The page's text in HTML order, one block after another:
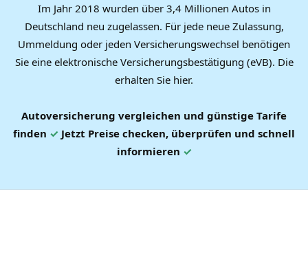
Im Jahr 2018 wurden über 3,4 Millionen Autos in
Deutschland neu zugelassen. Für jede neue Zulassung,
Ummeldung oder jeden Versicherungswechsel benötigen
Sie eine elektronische Versicherungsbestätigung (eVB). Die
erhalten Sie hier.
Autoversicherung vergleichen und günstige Tarife
finden ✓ Jetzt Preise checken, überprüfen und schnell
informieren ✓